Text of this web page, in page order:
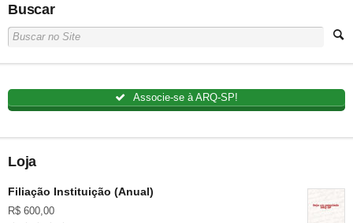
Buscar
Associe-se à ARQ-SP!
Loja
Filiação Instituição (Anual)
R$ 600,00